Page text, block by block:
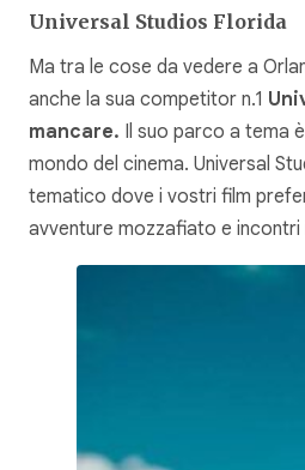
Universal Studios Florida
Ma tra le cose da vedere a
anche la sua competitor n.1
mancare. Il suo parco a tema
mondo del cinema. Universal
tematico dove i vostri film
avventure mozzafiato e incontri